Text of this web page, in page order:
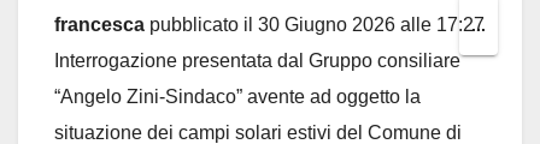
francesca pubblicato il 30 Giugno 2026 alle 17:27
Interrogazione presentata dal Gruppo consiliare
“Angelo Zini-Sindaco” avente ad oggetto la
situazione dei campi solari estivi del Comune di
...
this